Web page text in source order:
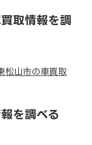
取情報を調
松山市の車買取
を調べる